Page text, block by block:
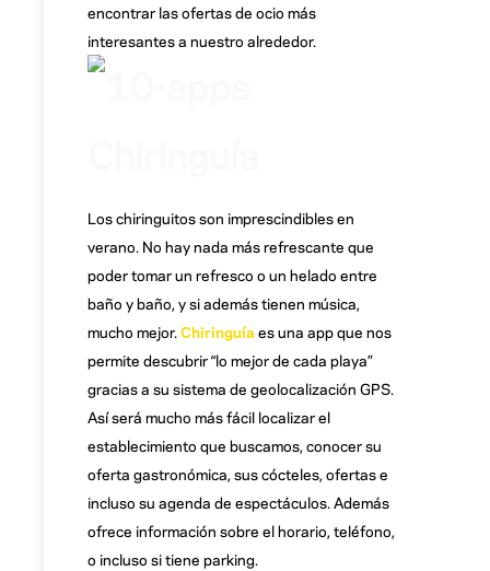
encontrar las ofertas de ocio más
interesantes a nuestro alrededor.
Los chiringuitos son imprescindibles en
verano. No hay nada más refrescante que
poder tomar un refresco o un helado entre
baño y baño, y si además tienen música,
mucho mejor.Chiringuía es una app que nos
permite descubrir “lo mejor de cada playa”
gracias a su sistema de geolocalización GPS.
Así será mucho más fácil localizar el
establecimiento que buscamos, conocer su
oferta gastronómica, sus cócteles, ofertas e
incluso su agenda de espectáculos. Además
ofrece información sobre el horario, teléfono,
o incluso si tiene parking.